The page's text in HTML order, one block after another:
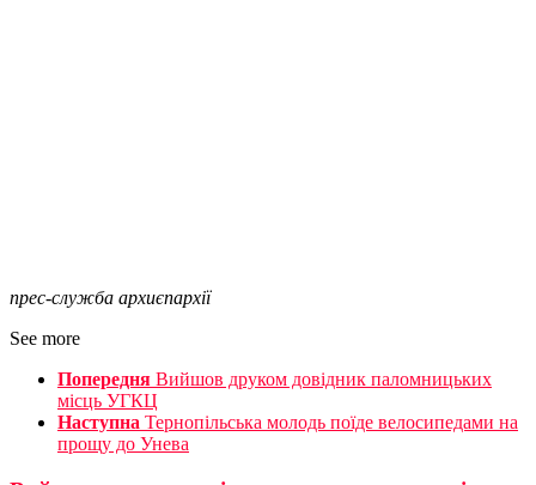
прес-служба архиєпархії
See more
Попередня Вийшов друком довідник паломницьких
місць УГКЦ
Наступна Тернопільська молодь поїде велосипедами на
прощу до Унева